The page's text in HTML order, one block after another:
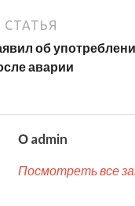
об
аварии
О admin
Посмотреть все